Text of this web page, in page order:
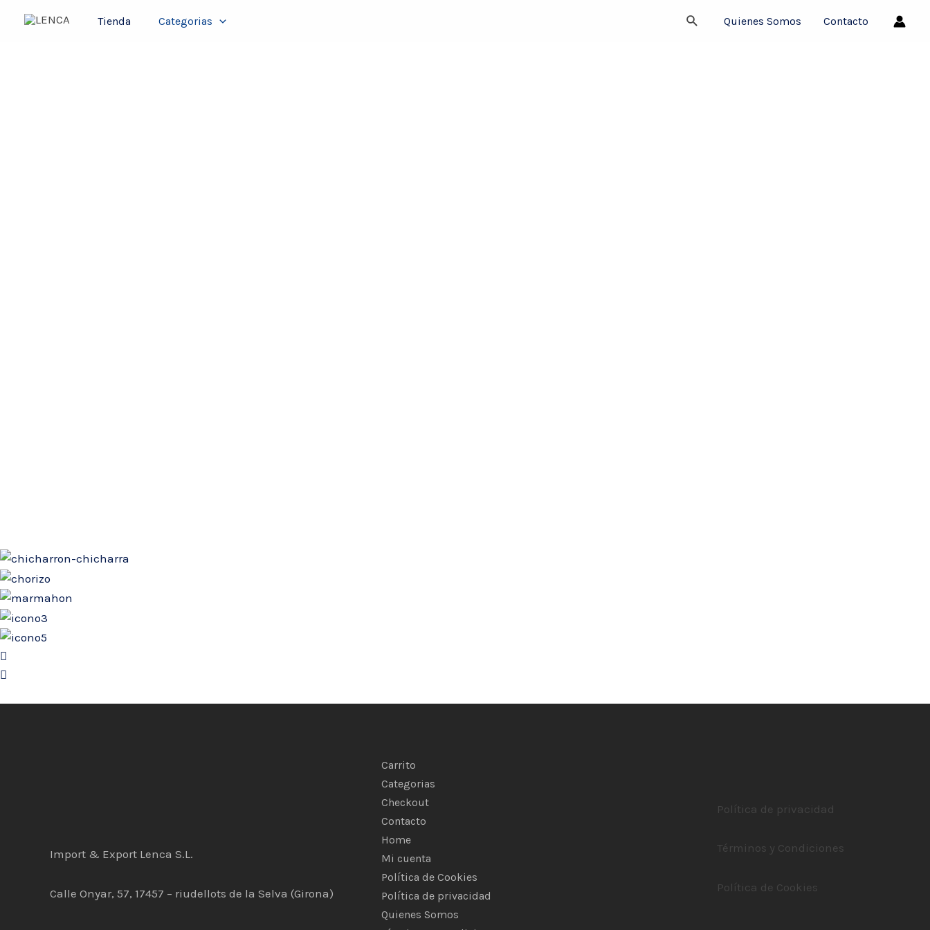
Tienda Categorias BuscarQuienes Somos Contacto
Import & Export Lenca S.L.
Calle Onyar, 57, 17457 – riudellots de la Selva (Girona)
Carrito
Categorias
Checkout
Contacto
Home
Mi cuenta
Política de Cookies
Política de privacidad
Quienes Somos
Política de privacidad
Términos y Condiciones
Política de Cookies